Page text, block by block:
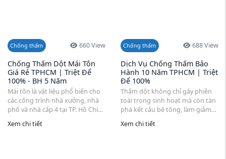
Chống thấm 660 View
Chống Thấm Dột Mái Tôn
Giá Rẻ TPHCM | Triệt Để
100% - BH 5 Năm
Mái tôn là vật liệu phổ biến cho
các công trình nhà xưởng, nhà
phố và nhà cấp 4 tại TP. Hồ Chí
Minh. Tuy nhiên, ...
Xem chi tiết
Chống thấm 688 View
Dịch Vụ Chống Thấm Bảo
Hành 10 Năm TPHCM | Triệt
Để 100%
Thấm dột không chỉ gây phiền
toái trong sinh hoạt mà còn tàn
phá kết cấu bê tông, làm giảm
tuổi thọ công trình ...
Xem chi tiết